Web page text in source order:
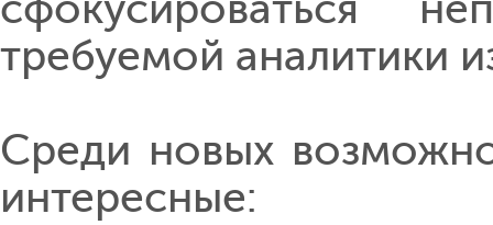
требуемой аналитики
Среди новых
интересные: